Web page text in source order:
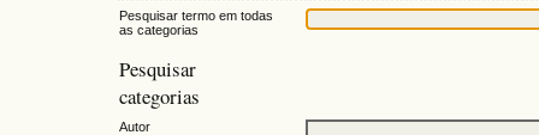
Pesquisar termo em todas
as categorias
Pesquisar
categorias
Autor